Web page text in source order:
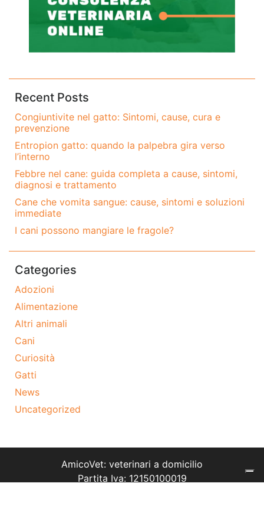
Recent Posts
Congiuntivite nel gatto: Sintomi, cause, cura e
prevenzione
Entropion gatto: quando la palpebra gira verso
l’interno
Febbre nel cane: guida completa a cause, sintomi,
diagnosi e trattamento
Cane che vomita sangue: cause, sintomi e soluzioni
immediate
I cani possono mangiare le fragole?
Categories
Adozioni
Alimentazione
Altri animali
Cani
Curiosità
Gatti
News
Uncategorized
AmicoVet: veterinari a domicilio
Partita Iva: 12150100019